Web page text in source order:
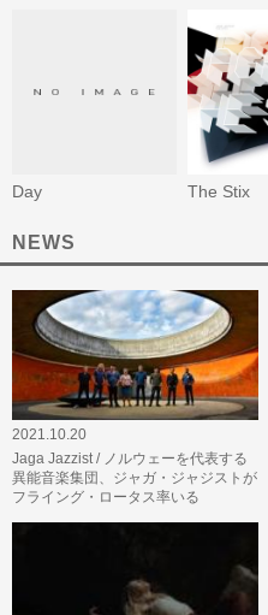
Day The Stix
NEWS
2021.10.20
Jaga Jazzist / ノルウェーを代表する
異能音楽集団、ジャガ・ジャジストが
フライング・ロータス率いる